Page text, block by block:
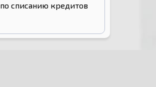
по списанию кредитов